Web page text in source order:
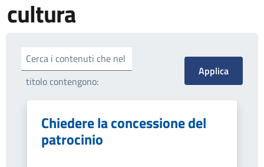
cultura
Cerca i contenuti che nel
titolo contengono:
Chiedere la concessione del
patrocinio